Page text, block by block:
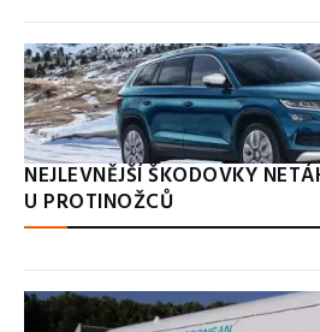
NEJLEVNĚJŠÍ ŠKODOVKY
U PROTINOŽCŮ